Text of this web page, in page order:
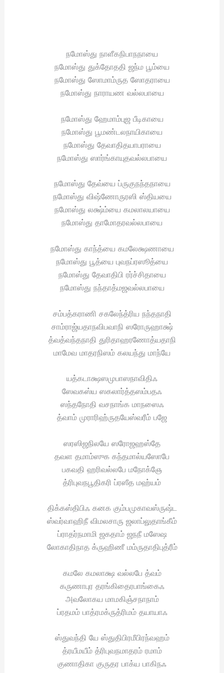
நமோஸ்து நாளீகநிபாநநாயை
நமோஸ்து துக்தோததி ஜந்ம பூம்யை
நமோஸ்து ஸோமாம்ருத ஸோதராயை
நமோஸ்து நாராயண வல்லபாயை
நமோஸ்து ஹேமாம்புஜ பீடிகாயை
நமோஸ்து பூமண்டலநாயிகாயை
நமோஸ்து தேவாதிதயாபராயை
நமோஸ்து ஸார்ங்காயுதவல்லபாயை
நமோஸ்து தேவ்யை ப்ருகுநந்தநாயை
நமோஸ்து விஷ்ணோருரஸி ஸ்தியயை
நமோஸ்து லக்ஷ்ம்யை கமலாலயாயை
நமோஸ்து தாமோதரவல்லபாயை
நமோஸ்து காந்த்யை கமலேக்ஷணாயை
நமோஸ்து பூத்யை புவநப்ரஸூத்யை
நமோஸ்து தேவாதிபி ரர்ச்சிதாயை
நமோஸ்து நந்தாத்மஜவல்லபாயை
சம்பத்கராணி சகலேந்த்ரிய நந்தநாதி
சாம்ராஜ்யதாநவிபவாநி ஸரோருஹாக்ஷ்
த்வத்வந்தநாதி துரிதாஹரணோத்யதாநி
மாமேவ மாதரநிஸம் கலயந்து மாந்யே
யத்கடாக்ஷஸமுபாஸநாவிதிஃ
ஸேவகஸ்ய ஸகலார்த்தஸம்பதஃ
ஸந்தநோதி வசநாங்க மாநஸைஃ
த்வாம் முராரிஹ்ருதயேஸ்வரீம் பஜே
ஸரஸிஜநிலயே ஸரோஜஹஸ்தே
தவள தமாம்ஸுக கந்தமால்யஸோபே
பகவதி ஹரிவல்லபே மநோக்ஞே
த்ரிபுவநபூதிகரி ப்ரஸீத மஹ்யம்
திக்கஸ்திபிஃ கனக கும்பமுகாவஸ்ருஷ்ட
ஸ்வர்வாஹிநீ விமலசாரு ஜலாப்லுதாங்கீம்
ப்ராதர்நமாமி ஜகதாம் ஜநநீ மஸேஷ
லோகாதிநாத க்ருஹிணீ மம்ருதாதிபுத்ரீம்
கமலே கமலாக்ஷ வல்லபே த்வம்
கருணாபுர தரங்கிதைரபாங்கைஃ
அவலோகய மாமகிஞ்சநாநாம்
ப்ரதமம் பாத்ரமக்ருத்ரிமம் தயாயாஃ
ஸ்துவந்தி யே ஸ்துதிபிரமீபிரந்வஹம்
த்ரயீமயீம் த்ரிபுவநமாதரம் ரமாம்
குணாதிகா குருதர பாக்ய பாகிநஃ